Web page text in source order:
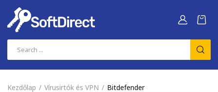
Kezdőlap Vírusirtók és VPN Bitdefender